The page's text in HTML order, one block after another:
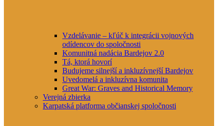
Vzdelávanie – kľúč k integrácii vojnových
odídencov do spoločnosti
Komunitná nadácia Bardejov 2.0
Tá, ktorá hovorí
Budujeme silnejší a inkluzívnejší Bardejov
Uvedomelá a inkluzívna komunita
Great War: Graves and Historical Memory
Verejná zbierka
Karpatská platforma občianskej spoločnosti